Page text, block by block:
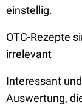
einstellig.
OTC-Rezepte
irrelevant
Interessant
Auswertung,